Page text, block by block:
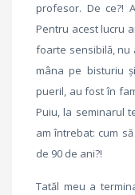
profesor. De ce?!
Pentru acest lucru
foarte sensibilă, nu
mâna pe bisturiu
pueril, au fost în
Puiu, la seminarul
am întrebat: cum
de 90 de ani?!
Tatăl meu a